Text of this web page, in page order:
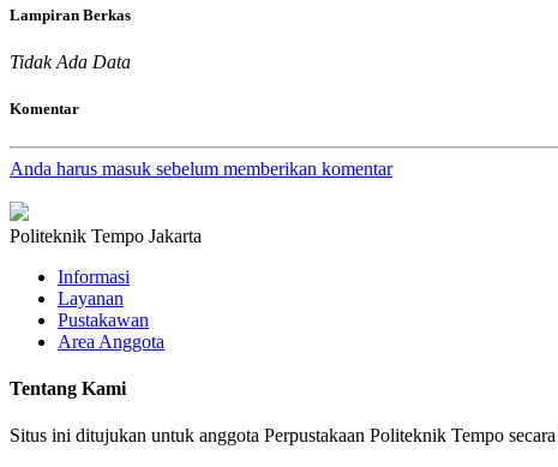
Lampiran Berkas
Tidak Ada Data
Komentar
Anda harus masuk sebelum memberikan komentar
Politeknik Tempo Jakarta
Informasi
Layanan
Pustakawan
Area Anggota
Tentang Kami
Situs ini ditujukan untuk anggota Perpustakaan Politeknik Tempo